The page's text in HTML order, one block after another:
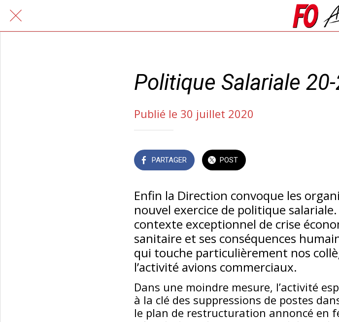
Politique Salariale
Publié le 30 juillet 2020
PARTAGER POST
Enfin la Direction convoque les
nouvel exercice de politique
contexte exceptionnel de crise
sanitaire et ses conséquences
qui touche particulièrement nos
l’activité avions commerciaux.
Dans une moindre mesure, l’activité
à la clé des suppressions de postes
le plan de restructuration annoncé en